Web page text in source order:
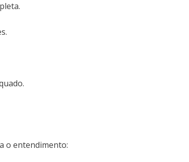
o entendimento: